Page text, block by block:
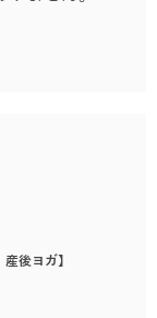
後ヨガ】